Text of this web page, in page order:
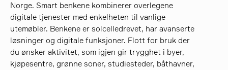
Norge. Smart benkene kombinerer overlegene
digitale tjenester med enkelheten til vanlige
utemøbler. Benkene er solcelledrevet, har avanserte
løsninger og digitale funksjoner. Flott for bruk der
du ønsker aktivitet, som igjen gir trygghet i byer,
kjøpesentre, grønne soner, studiesteder, båthavner,